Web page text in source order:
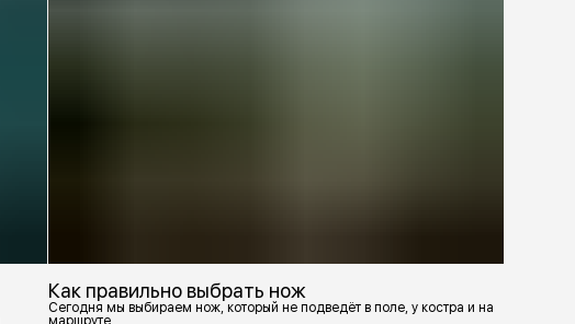
Как правильно выбрать нож
Сегодня мы выбираем нож, который не подведёт в поле, у костра и на
маршруте.